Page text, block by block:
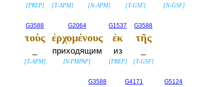
[PREP] [T-APM] [N-APM] [T-GSF] [N-GSF]
G3588
τοὺς
[T-APM]
G2064
ἐρχομένους
приходящим
[V-PMPAP]
G1537
ἐκ
из
[PREP]
G3588
τῆς
[T-GSF]
G3588 G4171 G5124